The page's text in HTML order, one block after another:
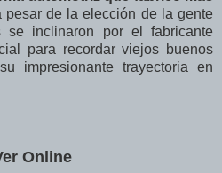
pesar de la elección de la gente
inclinaron por el fabricante
para recordar viejos buenos
impresionante trayectoria en
Online